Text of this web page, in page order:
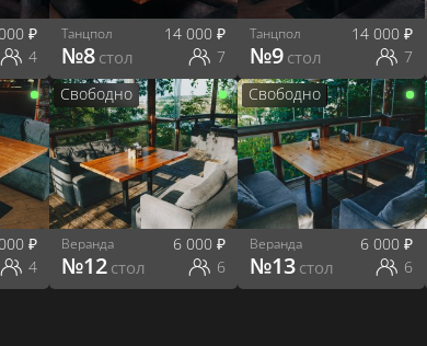
Свободно
Веранда 6 000₽
№12 стол 6
Свободно
Веранда 6 000₽
№13 стол 6
₽
4
Танцпол 14 000₽
№8 стол 7
Танцпол 14 000₽
№9 стол 7
₽
4